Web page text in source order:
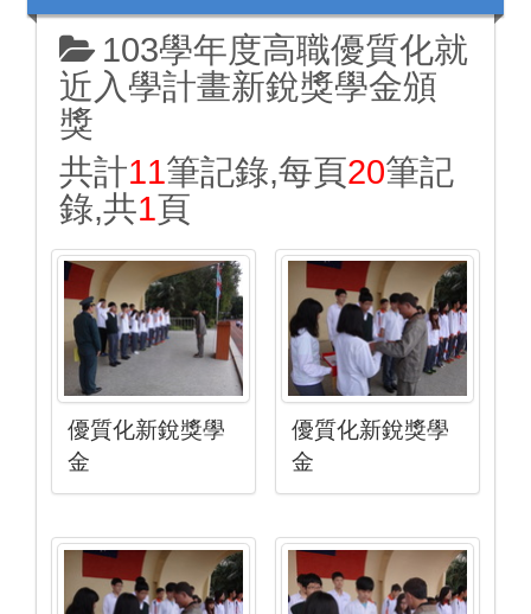
103學年度高職優質化就
近入學計畫新銳獎學金頒
獎
共計11筆記錄,每頁20筆記
錄,共1頁
優質化新銳獎學
金
優質化新銳獎學
金